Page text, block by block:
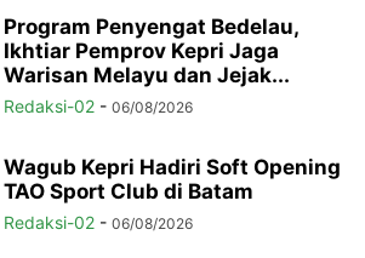
Program Penyengat Bedelau,
Ikhtiar Pemprov Kepri Jaga
Warisan Melayu dan Jejak...
Redaksi-02 - 06/08/2026
Wagub Kepri Hadiri Soft Opening
TAO Sport Club di Batam
Redaksi-02 - 06/08/2026